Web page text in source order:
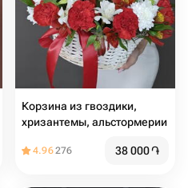
Корзина из гвоздики,
хризантемы, альстормерии
4.96276 38 000֏